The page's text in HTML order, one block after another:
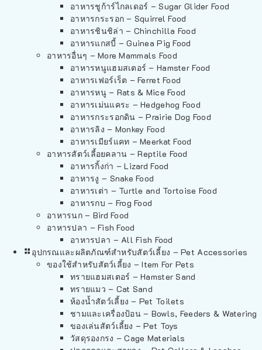
อาหารชูก้าร์ไกลเดอร์ – Sugar Glider Food
อาหารกระรอก – Squirrel Food
อาหารชินชิล่า – Chinchilla Food
อาหารแกสบี้ – Guinea Pig Food
อาหารอื่นๆ – More Mammals Food
อาหารหนูแฮมสเตอร์ – Hamster Food
อาหารเฟอร์เร็ต – Ferret Food
อาหารหนู – Rats & Mice Food
อาหารเม่นแคระ – Hedgehog Food
อาหารกระรอกดิน – Prairie Dog Food
อาหารลิง – Monkey Food
อาหารเมียร์แคท – Meerkat Food
อาหารสัตว์เลี้อยคลาน – Reptile Food
อาหารกิ้งก่า – Lizard Food
อาหารงู – Snake Food
อาหารเต่า – Turtle and Tortoise Food
อาหารกบ – Frog Food
อาหารนก – Bird Food
อาหารปลา – Fish Food
อาหารปลา – All Fish Food
อุปกรณและผลิตภัณฑ์สำหรับสัตว์เลี้ยง – Pet Accessories
ของใช้สำหรับสัตว์เลี้ยง – Item For Pets
ทรายแฮมสเตอร์ – Hamster Sand
ทรายแมว – Cat Sand
ห้องน้ำสัตว์เลี้ยง – Pet Toilets
ชามและเครื่องป้อน – Bowls, Feeders & Watering
ของเล่นสัตว์เลี้ยง – Pet Toys
วัสดุรองกรง – Cage Materials